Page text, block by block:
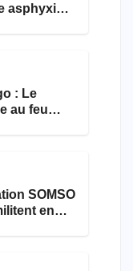
asphyxie
: Le
au feu
SOMSO
en